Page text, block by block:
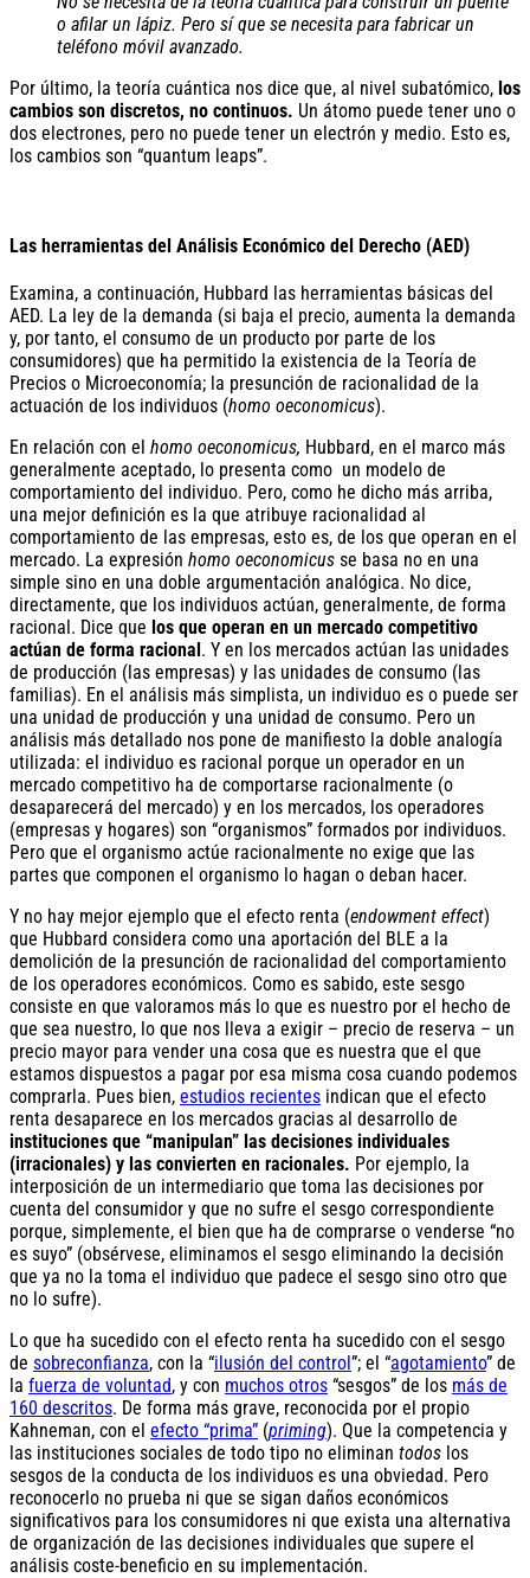
o afilar un lápiz. Pero sí que se necesita para fabricar un
teléfono móvil avanzado.
Por último, la teoría cuántica nos dice que, al nivel subatómico, los
cambios son discretos, no continuos. Un átomo puede tener uno o
dos electrones, pero no puede tener un electrón y medio. Esto es,
los cambios son “quantum leaps”.
Las herramientas del Análisis Económico del Derecho (AED)
Examina, a continuación, Hubbard las herramientas básicas del
AED. La ley de la demanda (si baja el precio, aumenta la demanda
y, por tanto, el consumo de un producto por parte de los
consumidores) que ha permitido la existencia de la Teoría de
Precios o Microeconomía; la presunción de racionalidad de la
actuación de los individuos (homo oeconomicus).
En relación con el homo oeconomicus, Hubbard, en el marco más
generalmente aceptado, lo presenta como un modelo de
comportamiento del individuo. Pero, como he dicho más arriba,
una mejor definición es la que atribuye racionalidad al
comportamiento de las empresas, esto es, de los que operan en el
mercado. La expresión homo oeconomicus se basa no en una
simple sino en una doble argumentación analógica. No dice,
directamente, que los individuos actúan, generalmente, de forma
racional. Dice que los que operan en un mercado competitivo
actúan de forma racional. Y en los mercados actúan las unidades
de producción (las empresas) y las unidades de consumo (las
familias). En el análisis más simplista, un individuo es o puede ser
una unidad de producción y una unidad de consumo. Pero un
análisis más detallado nos pone de manifiesto la doble analogía
utilizada: el individuo es racional porque un operador en un
mercado competitivo ha de comportarse racionalmente (o
desaparecerá del mercado) y en los mercados, los operadores
(empresas y hogares) son “organismos” formados por individuos.
Pero que el organismo actúe racionalmente no exige que las
partes que componen el organismo lo hagan o deban hacer.
Y no hay mejor ejemplo que el efecto renta (endowment effect)
que Hubbard considera como una aportación del BLE a la
demolición de la presunción de racionalidad del comportamiento
de los operadores económicos. Como es sabido, este sesgo
consiste en que valoramos más lo que es nuestro por el hecho de
que sea nuestro, lo que nos lleva a exigir – precio de reserva – un
precio mayor para vender una cosa que es nuestra que el que
estamos dispuestos a pagar por esa misma cosa cuando podemos
comprarla. Pues bien, estudios recientes indican que el efecto
renta desaparece en los mercados gracias al desarrollo de
instituciones que “manipulan” las decisiones individuales
(irracionales) y las convierten en racionales. Por ejemplo, la
interposición de un intermediario que toma las decisiones por
cuenta del consumidor y que no sufre el sesgo correspondiente
porque, simplemente, el bien que ha de comprarse o venderse “no
es suyo” (obsérvese, eliminamos el sesgo eliminando la decisión
que ya no la toma el individuo que padece el sesgo sino otro que
no lo sufre).
Lo que ha sucedido con el efecto renta ha sucedido con el sesgo
de sobreconfianza, con la “ilusión del control”; el “agotamiento” de
la fuerza de voluntad, y con muchos otros “sesgos” de los más de
160 descritos. De forma más grave, reconocida por el propio
Kahneman, con el efecto “prima” (priming). Que la competencia y
las instituciones sociales de todo tipo no eliminan todos los
sesgos de la conducta de los individuos es una obviedad. Pero
reconocerlo no prueba ni que se sigan daños económicos
significativos para los consumidores ni que exista una alternativa
de organización de las decisiones individuales que supere el
análisis coste-beneficio en su implementación.